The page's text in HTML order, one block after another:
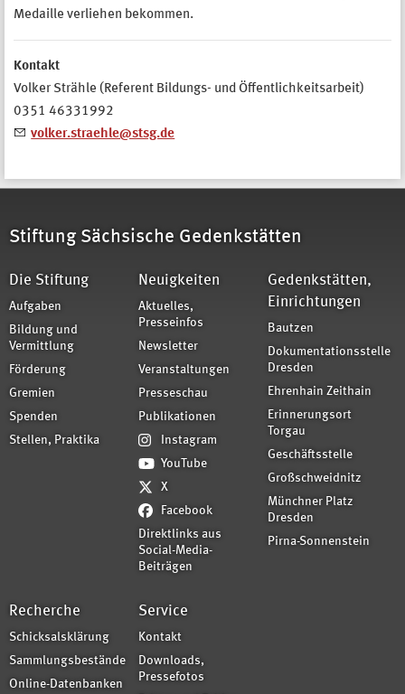
Medaille verliehen bekommen.
Kontakt
Volker Strähle (Referent Bildungs- und Öffentlichkeitsarbeit)
0351 46331992
volker.straehle@stsg.de
Stiftung Sächsische Gedenkstätten
Die Stiftung
Aufgaben
Bildung und
Vermittlung
Förderung
Gremien
Spenden
Stellen, Praktika
Neuigkeiten
Aktuelles,
Presseinfos
Newsletter
Veranstaltungen
Presseschau
Publikationen
Instagram
YouTube
X
Facebook
Direktlinks aus
Social-Media-
Beiträgen
Gedenkstätten,
Einrichtungen
Bautzen
Dokumentationsstelle
Dresden
Ehrenhain Zeithain
Erinnerungsort
Torgau
Geschäftsstelle
Großschweidnitz
Münchner Platz
Dresden
Pirna-Sonnenstein
Recherche
Schicksalsklärung
Sammlungsbestände
Online-Datenbanken
Service
Kontakt
Downloads,
Pressefotos